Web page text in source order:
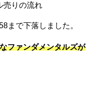
売りの流れ
まで下落しました
ファンダメンタルズが